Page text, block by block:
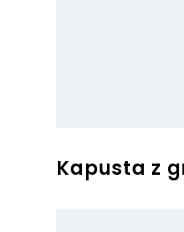
Kapusta z